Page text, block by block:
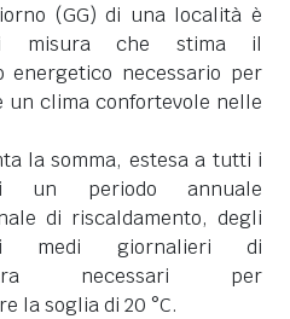
(GG) di una località è
misura che stima il
energetico necessario per
un clima confortevole nelle
la somma, estesa a tutti i
un periodo annuale
di riscaldamento, degli
medi giornalieri di
necessari per
la soglia di 20 °C.